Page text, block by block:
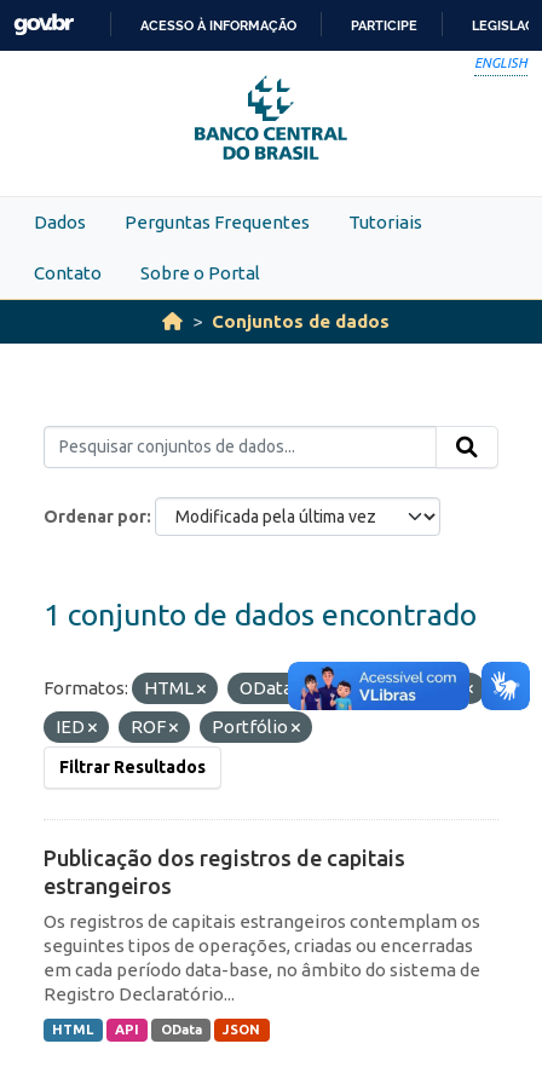
Skip to main content
PARA
O
CONTEÚDO
ACESSO À INFORMAÇÃO PARTICIPE
ENGLISH
Dados Perguntas Frequentes Tutoriais
Contato Sobre o Portal
Conjuntos de dados
Ordenar por
1 conjunto de dados encontrado
Formatos: HTML OData Etiquetas:
RDE
IED
ROF Portfólio
Filtrar Resultados
Publicação dos registros de capitais
estrangeiros
Os registros de capitais estrangeiros contemplam os
seguintes tipos de operações, criadas ou encerradas
em cada período data-base, no âmbito do sistema de
Registro Declaratório...
HTML API OData JSON